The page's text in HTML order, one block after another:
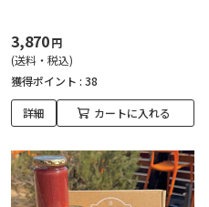
3,870円
(送料・税込)
獲得ポイント : 38
詳細 カートに入れる